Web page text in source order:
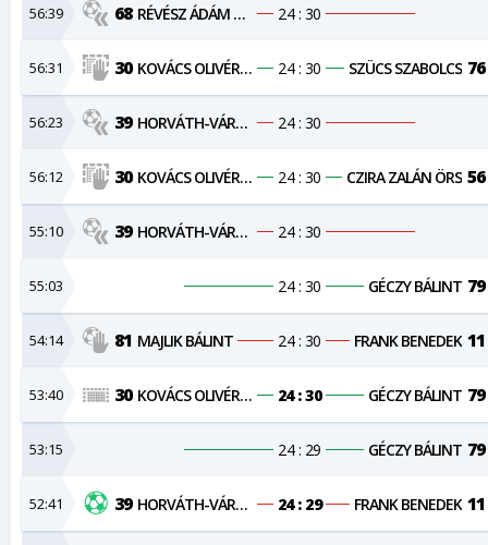
52:41 39 HORVÁTH-VÁRSZEGI ZSOMBOR 24 : 29 FRANK BENEDEK 11
53:15 24 : 29 GÉCZY BÁLINT 79
53:40 30 KOVÁCS OLIVÉR MÁTÉ 24 : 30 GÉCZY BÁLINT 79
54:14 81 MAJLIK BÁLINT 24 : 30 FRANK BENEDEK 11
55:03 24 : 30 GÉCZY BÁLINT 79
55:10 39 HORVÁTH-VÁRSZEGI ZSOMBOR 24 : 30
56:12 30 KOVÁCS OLIVÉR MÁTÉ 24 : 30 CZIRA ZALÁN ÖRS 56
56:23 39 HORVÁTH-VÁRSZEGI ZSOMBOR 24 : 30
56:31 30 KOVÁCS OLIVÉR MÁTÉ 24 : 30 SZÜCS SZABOLCS 76
56:39 68 RÉVÉSZ ÁDÁM VILMOS 24 : 30